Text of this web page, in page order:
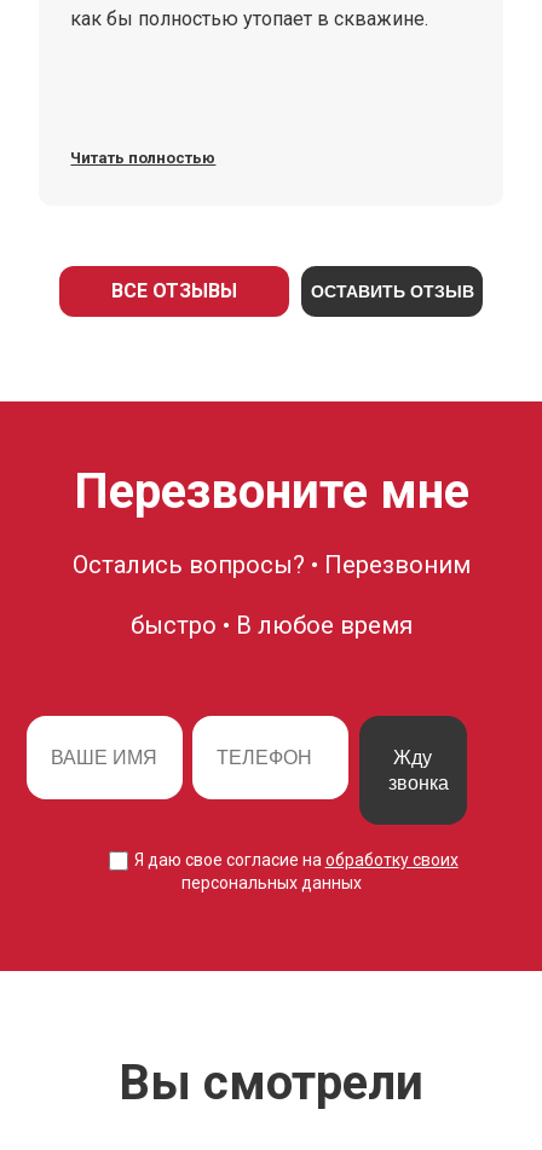
как бы полностью утопает в скважине.
Читать полностью
ВСЕ ОТЗЫВЫ ОСТАВИТЬ ОТЗЫВ
Перезвоните мне
Остались вопросы? • Перезвоним
быстро • В любое время
Жду
звонка
Я даю свое согласие на обработку своих
персональных данных
Вы смотрели